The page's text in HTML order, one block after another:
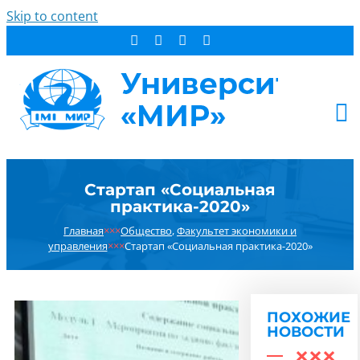
Skip to content
ДОПОБРАЗОВАНИЕ
ОБ УНИВЕРСИТЕТЕ
НОВОСТИ
РЕЗУЛЬТАТ ПОИСКА:
Стартап «Социальная
практика-2020»
Главная×××Общество,Факультет экономики и
управления×××Стартап «Социальная практика-2020»
ПОХОЖИЕ
НОВОСТИ